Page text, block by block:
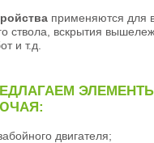
применяются для
ствола, вскрытия
и т.д.
двигателя;